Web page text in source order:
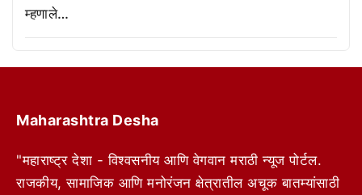
म्हणाले…
Maharashtra Desha
"महाराष्ट्र देशा - विश्वसनीय आणि वेगवान मराठी न्यूज पोर्टल.
राजकीय, सामाजिक आणि मनोरंजन क्षेत्रातील अचूक बातम्यांसाठी